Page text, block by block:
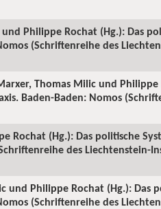
Philippe Rochat (Hg.): Das
(Schriftenreihe des
Thomas Milic und Philippe
Baden-Baden: Nomos
Rochat (Hg.): Das politische
des Liechtenstein-
und Philippe Rochat (Hg.): Das
(Schriftenreihe des